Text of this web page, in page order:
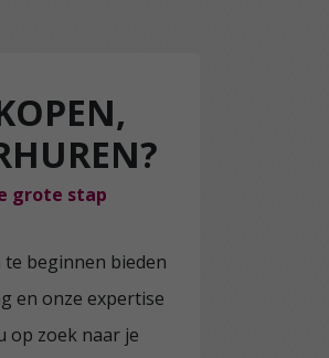
grote stap
te beginnen bieden
en onze expertise
op zoek naar je